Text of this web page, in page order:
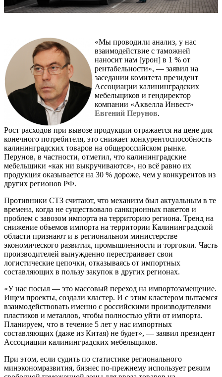
«Мы проводили анализ, у нас
взаимодействие с таможней
наносит нам [урон] в 1 % от
рентабельности», — заявил на
заседании комитета президент
Ассоциации калининградских
мебельщиков и гендиректор
компании «Аквелла Инвест»
Евгений Перунов.
Рост расходов при вывозе продукции отражается на цене для
конечного потребителя, это снижает конкурентоспособность
калининградских товаров на общероссийском рынке.
Перунов, в частности, отметил, что калининградские
мебельщики «как ни выкручиваются», но всё равно их
продукция оказывается на 30 % дороже, чем у конкурентов из
других регионов РФ.
Противники СТЗ считают, что механизм был актуальным в те
времена, когда не существовало санкционных пакетов и
проблем с завозом импорта на территорию региона. Тренд на
снижение объемов импорта на территории Калининградской
области признают и в региональном министерстве
экономического развития, промышленности и торговли. Часть
производителей вынужденно перестраивает свои
логистические цепочки, отказываясь от импортных
составляющих в пользу закупок в других регионах.
«У нас посыл — это массовый переход на импортозамещение.
Ищем проекты, создали кластер. И с этим кластером пытаемся
взаимодействовать именно с российскими производителями
пластиков и металлов, чтобы полностью уйти от импорта.
Планируем, что в течение 5 лет у нас импортных
составляющих (даже из Китая) не будет», — заявил президент
Ассоциации калининградских мебельщиков.
При этом, если судить по статистике регионального
минэкономразвития, бизнес по-прежнему использует режим